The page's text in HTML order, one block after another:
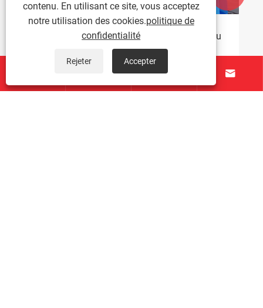
 
contenu. En utilisant ce site, vous acceptez
notre utilisation des cookies.politique de
confidentialité
Rejeter Accepter